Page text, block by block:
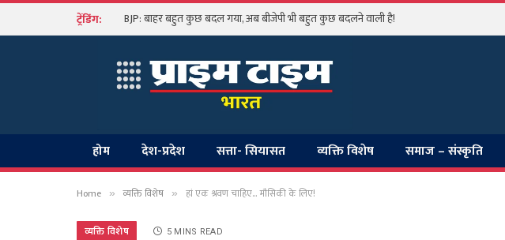
ट्रेंडिंग: BJP: बाहर बहुत कुछ बदल गया, अब बीजेपी भी बहुत कुछ बदलने वाली है!
होम देश-प्रदेश सत्ता- सियासत व्यक्ति विशेष समाज – संस्कृति
Home » व्यक्ति विशेष » हां एक श्रवण चाहिए… मौसिकी के लिए!
व्यक्ति विशेष 5 MINS READ